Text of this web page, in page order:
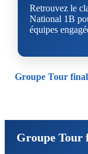
Retrouvez le
National 1B
équipes
Groupe Tour final
Groupe Tour